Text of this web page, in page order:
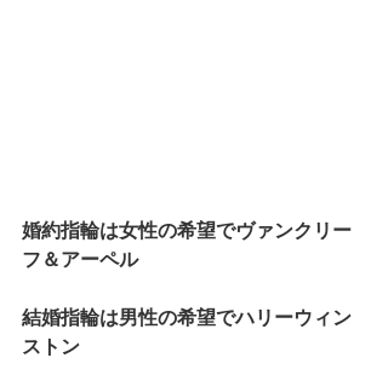
婚約指輪は女性の希望でヴァンクリー
フ＆アーペル
結婚指輪は男性の希望でハリーウィン
ストン